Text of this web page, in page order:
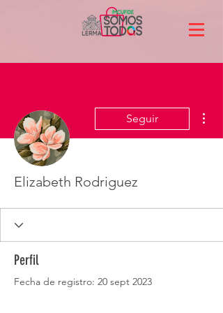
Seguir
Elizabeth Rodriguez
Perfil
Fecha de registro: 20 sept 2023